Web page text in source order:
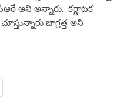
అని అన్నారు. కర్ణాటక
జాగ్రత్త అని